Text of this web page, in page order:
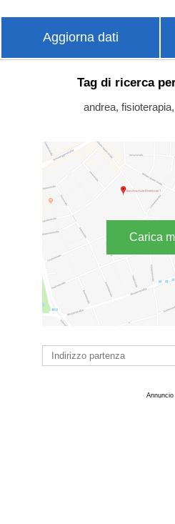
Aggiorna dati
Tag di ricerca
andrea,
Carica
Annuncio